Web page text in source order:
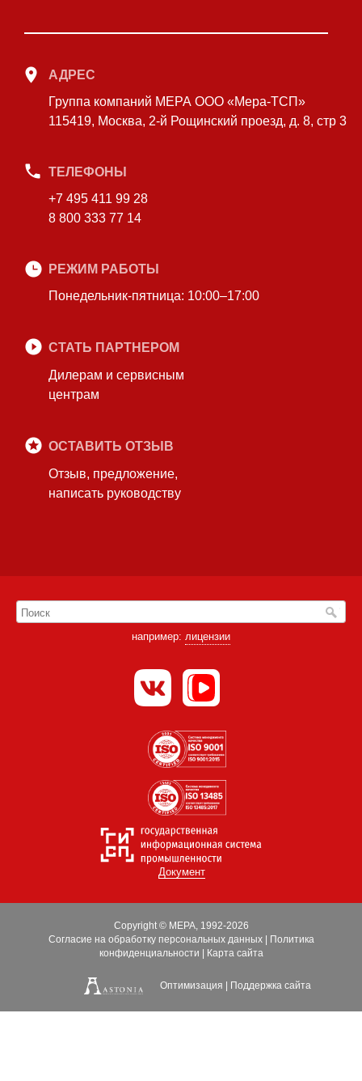
АДРЕС
Группа компаний МЕРА ООО «Мера-ТСП»
115419, Москва, 2-й Рощинский проезд, д. 8, стр 3
ТЕЛЕФОНЫ
+7 495 411 99 28
8 800 333 77 14
РЕЖИМ РАБОТЫ
Понедельник-пятница: 10:00–17:00
СТАТЬ ПАРТНЕРОМ
Дилерам и сервисным
центрам
ОСТАВИТЬ ОТЗЫВ
Отзыв, предложение,
написать руководству
например: лицензии
Документ
Copyright © МЕРА, 1992-2026
Согласие на обработку персональных данных|
Политика
конфиденциальности
Карта сайта
Оптимизация Поддержка сайта